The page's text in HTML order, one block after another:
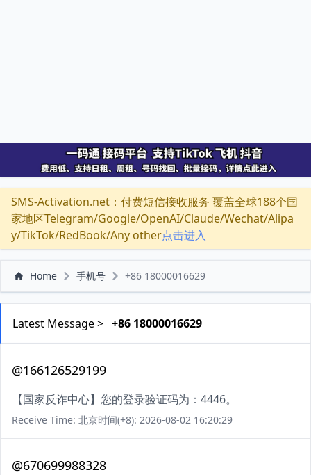
SMS-Activation.net：付费短信接收服务 覆盖全球188个国
家地区Telegram/Google/OpenAI/Claude/Wechat/Alipa
y/TikTok/RedBook/Any other点击进入
Home 手机号 +86 18000016629
Latest Message > +86 18000016629
@166126529199
【国家反诈中心】您的登录验证码为：4446。
Receive Time: 北京时间(+8): 2026-08-02 16:20:29
@670699988328